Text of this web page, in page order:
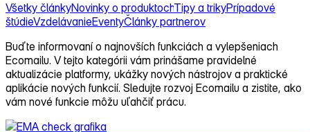
Všetky článkyNovinky o produktochTipy a trikyPrípadové
štúdieVzdelávanieEventyČlánky partnerov
Buďte informovaní o najnovších funkciách a vylepšeniach
Ecomailu. V tejto kategórii vám prinášame pravidelné
aktualizácie platformy, ukážky nových nástrojov a praktické
aplikácie nových funkcií. Sledujte rozvoj Ecomailu a zistite, ako
vám nové funkcie môžu uľahčiť prácu.